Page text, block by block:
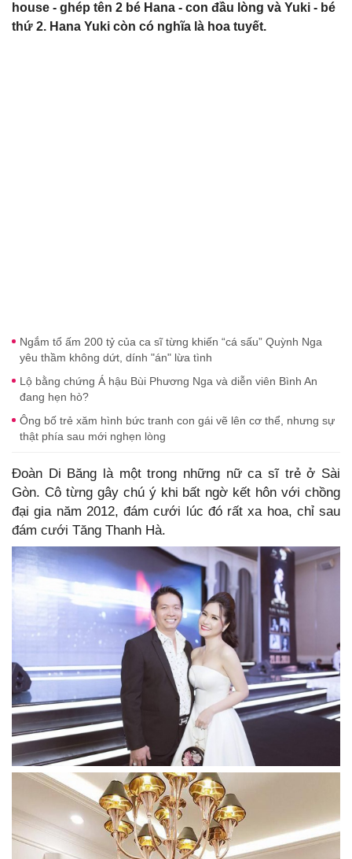
house - ghép tên 2 bé Hana - con đầu lòng và Yuki - bé
thứ 2. Hana Yuki còn có nghĩa là hoa tuyết.
Ngắm tổ ấm 200 tỷ của ca sĩ từng khiến “cá sấu” Quỳnh Nga
yêu thầm không dứt, dính "án" lừa tình
Lộ bằng chứng Á hậu Bùi Phương Nga và diễn viên Bình An
đang hẹn hò?
Ông bố trẻ xăm hình bức tranh con gái vẽ lên cơ thể, nhưng sự
thật phía sau mới nghẹn lòng
Đoàn Di Băng là một trong những nữ ca sĩ trẻ ở Sài
Gòn. Cô từng gây chú ý khi bất ngờ kết hôn với chồng
đại gia năm 2012, đám cưới lúc đó rất xa hoa, chỉ sau
đám cưới Tăng Thanh Hà.